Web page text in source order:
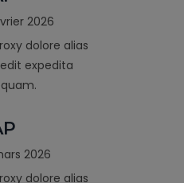
2026
dolore alias
expedita
2026
dolore alias